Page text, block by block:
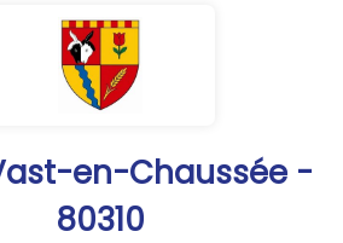
en-Chaussée -
80310